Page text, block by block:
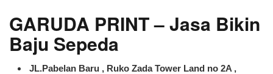
GARUDA PRINT – Jasa Bikin
Baju Sepeda
JL.Pabelan Baru , Ruko Zada Tower Land no 2A ,